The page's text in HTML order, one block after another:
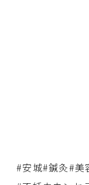
#安城#鍼灸#美